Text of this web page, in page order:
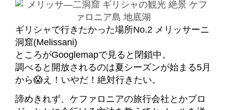
ギリシャで行きたかった場所No.2 メリッサーニ
洞窟(Melissani)
ところがGooglemapで見ると閉鎖中。
調べると開放されるのは夏シーズンが始まる5月
から😱え！いやだ！絶対行きたい。
諦めきれず、ケファロニアの旅行会社とかブロ